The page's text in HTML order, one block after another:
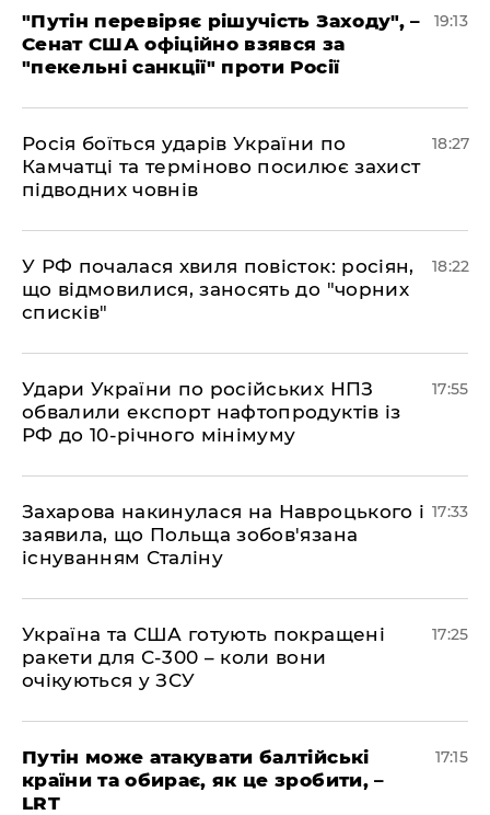
​"Путін перевіряє рішучість Заходу", –
Сенат США офіційно взявся за
"пекельні санкції" проти Росії
19:13
​Росія боїться ударів України по
Камчатці та терміново посилює захист
підводних човнів
18:27
​У РФ почалася хвиля повісток: росіян,
що відмовилися, заносять до "чорних
списків"
18:22
​Удари України по російських НПЗ
обвалили експорт нафтопродуктів із
РФ до 10-річного мінімуму
17:55
​Захарова накинулася на Навроцького і
заявила, що Польща зобов'язана
існуванням Сталіну
17:33
​Україна та США готують покращені
ракети для С-300 – коли вони
очікуються у ЗСУ
17:25
​Путін може атакувати балтійські
країни та обирає, як це зробити, –
LRT
17:15